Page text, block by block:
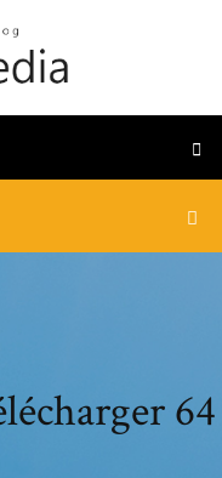
64